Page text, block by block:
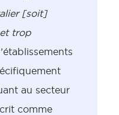
[soit]
trop
au secteur
comme